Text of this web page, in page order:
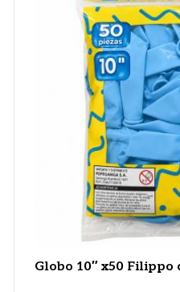
Globo 10″ x50 Filippo